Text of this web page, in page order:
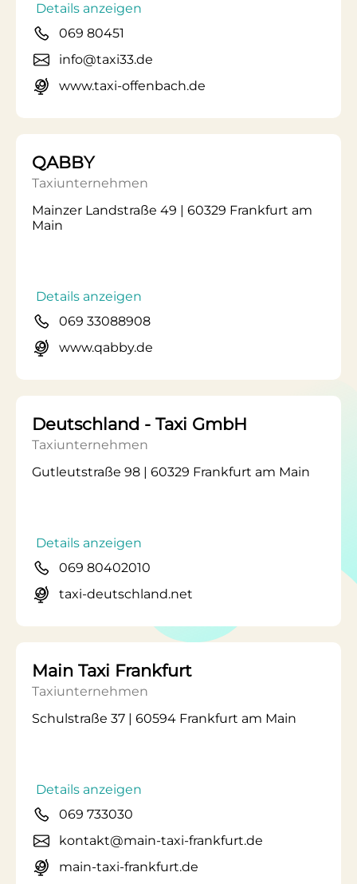
Details anzeigen
069 80451
info@taxi33.de
www.taxi-offenbach.de
QABBY
Taxiunternehmen
Mainzer Landstraße 49 | 60329 Frankfurt am
Main
Details anzeigen
069 33088908
www.qabby.de
Deutschland - Taxi GmbH
Taxiunternehmen
Gutleutstraße 98 | 60329 Frankfurt am Main
Details anzeigen
069 80402010
taxi-deutschland.net
Main Taxi Frankfurt
Taxiunternehmen
Schulstraße 37 | 60594 Frankfurt am Main
Details anzeigen
069 733030
kontakt@main-taxi-frankfurt.de
main-taxi-frankfurt.de